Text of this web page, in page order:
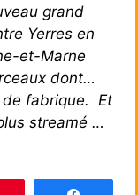
grand
Yerres en
et-Marne
dont…
de fabrique. Et
streamé …